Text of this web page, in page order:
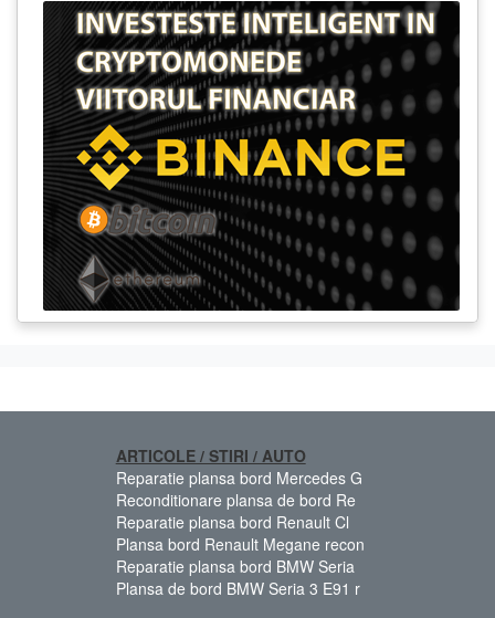
ARTICOLE / STIRI / AUTO
Reparatie plansa bord Mercedes G
Reconditionare plansa de bord Re
Reparatie plansa bord Renault Cl
Plansa bord Renault Megane recon
Reparatie plansa bord BMW Seria
Plansa de bord BMW Seria 3 E91 r